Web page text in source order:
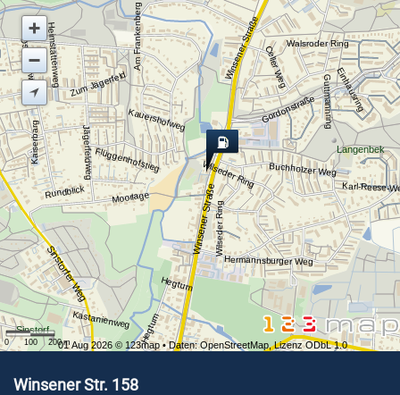
Langenbek
Sinstorf
Winsener Straße
Sinstorfer Weg
Einhausring
Walsroder Ring
Winsener StraßeCeller Weg
Buchholzer Weg
Wilseder Ring
Hermannsburger Weg
Gordonstraße
Am Frankenberg
Kauershofweg
Hegtum
Zum Jägerfeld
Moorlage
Rundblick
Jägerfeldweg
Heimstättenweg
Kaiserbarg
Osterfeldweg
Guttmannring
Karl-Reese-
Wilseder Ring
Hegtum
Kastanienweg
Flüggenhofstieg
0 100 200 m
01 Aug 2026 © 123map• Daten:OpenStreetMap,Lizenz ODbL 1.0
Winsener Str. 158